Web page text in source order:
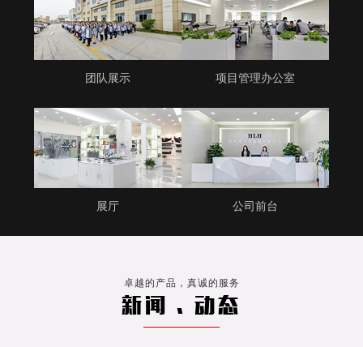
团队展示 项目管理办公室
展厅 公司前台
卓越的产品，真诚的服务
新闻 . 动态